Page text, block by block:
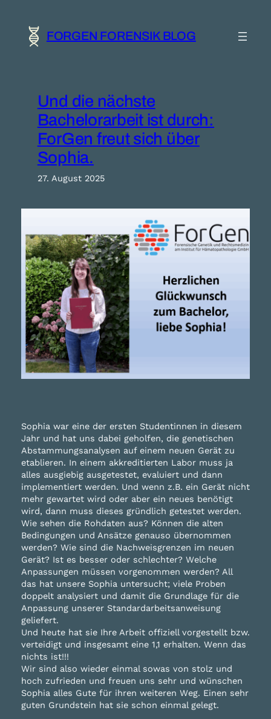
springen
FORGEN FORENSIK BLOG
Und die nächste
Bachelorarbeit ist durch:
ForGen freut sich über
Sophia.
27. August 2025
Sophia war eine der ersten Studentinnen in diesem
Jahr und hat uns dabei geholfen, die genetischen
Abstammungsanalysen auf einem neuen Gerät zu
etablieren. In einem akkreditierten Labor muss ja
alles ausgiebig ausgetestet, evaluiert und dann
implementiert werden. Und wenn z.B. ein Gerät nicht
mehr gewartet wird oder aber ein neues benötigt
wird, dann muss dieses gründlich getestet werden.
Wie sehen die Rohdaten aus? Können die alten
Bedingungen und Ansätze genauso übernommen
werden? Wie sind die Nachweisgrenzen im neuen
Gerät? Ist es besser oder schlechter? Welche
Anpassungen müssen vorgenommen werden? All
das hat unsere Sophia untersucht; viele Proben
doppelt analysiert und damit die Grundlage für die
Anpassung unserer Standardarbeitsanweisung
geliefert.
Und heute hat sie Ihre Arbeit offiziell vorgestellt bzw.
verteidigt und insgesamt eine 1,1 erhalten. Wenn das
nichts ist!!!
Wir sind also wieder einmal sowas von stolz und
hoch zufrieden und freuen uns sehr und wünschen
Sophia alles Gute für ihren weiteren Weg. Einen sehr
guten Grundstein hat sie schon einmal gelegt.